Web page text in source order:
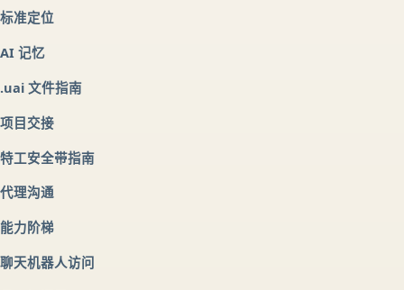
标准定位
AI 记忆
.uai 文件指南
项目交接
特工安全带指南
代理沟通
能力阶梯
聊天机器人访问